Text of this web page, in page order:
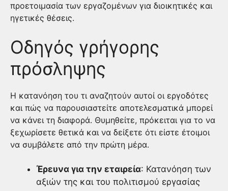
προετοιμασία των εργαζομένων για διοικητικές και
ηγετικές θέσεις.
Οδηγός γρήγορης
πρόσληψης
Η κατανόηση του τι αναζητούν αυτοί οι εργοδότες
και πώς να παρουσιαστείτε αποτελεσματικά μπορεί
να κάνει τη διαφορά. Θυμηθείτε, πρόκειται για το να
ξεχωρίσετε θετικά και να δείξετε ότι είστε έτοιμοι
να συμβάλετε από την πρώτη μέρα.
Έρευνα για την εταιρεία: Κατανόηση των
αξιών της και του πολιτισμού εργασίας